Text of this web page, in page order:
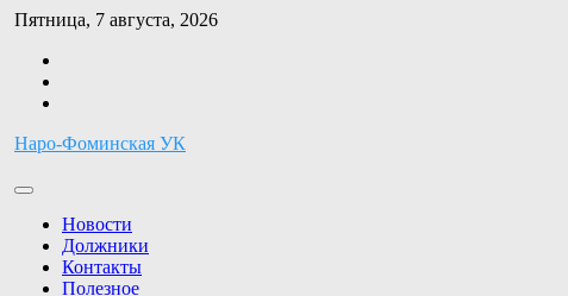
Перейти
содержимому
Пятница, 7 августа, 2026
Наро-Фоминская УК
Новости
Должники
Контакты
Полезное